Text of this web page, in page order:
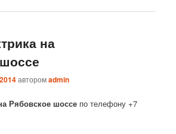
на
авторомadmin
Рябовское шоссе по телефону +7